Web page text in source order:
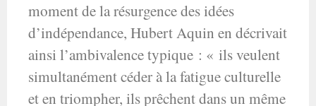
moment de la résurgence des idées
d’indépendance, Hubert Aquin en décrivait
ainsi l’ambivalence typique : « ils veulent
simultanément céder à la fatigue culturelle
et en triompher, ils prêchent dans un même